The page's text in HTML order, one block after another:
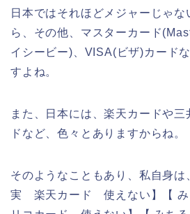
日本ではそれほどメジャーじゃ
ら、その他、マスターカード
イシービー)、VISA(ビザ)カード
すよね。
また、日本には、楽天カードや
ドなど、色々とありますからね。
そのようなこともあり、私自身は
実 楽天カード 使えない】【